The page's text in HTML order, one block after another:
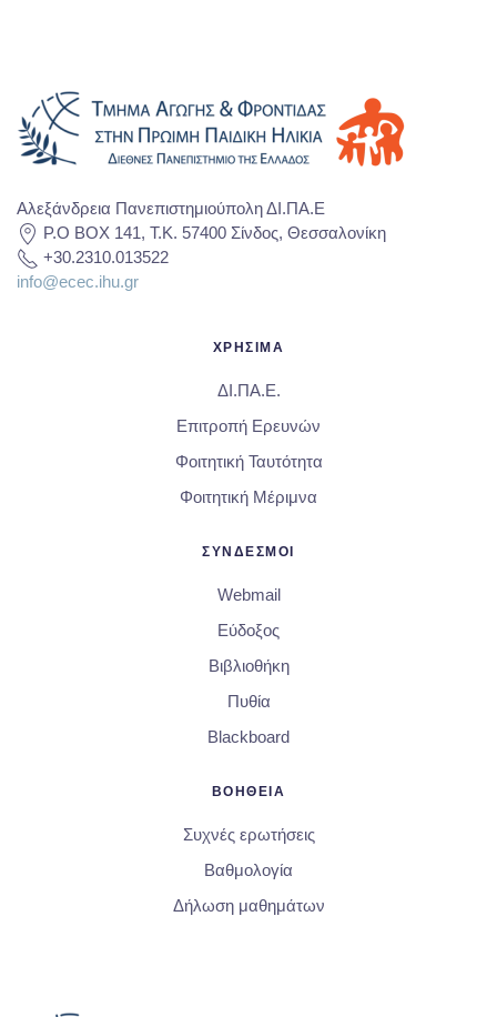
Αλεξάνδρεια Πανεπιστημιούπολη ΔΙ.ΠΑ.Ε
P.O BOX 141, T.K. 57400 Σίνδος, Θεσσαλονίκη
+30.2310.013522
info@ecec.ihu.gr
ΧΡΗΣΙΜΑ
ΔΙ.ΠΑ.Ε.
Επιτροπή Ερευνών
Φοιτητική Ταυτότητα
Φοιτητική Μέριμνα
ΣΥΝΔΕΣΜΟΙ
Webmail
Εύδοξος
Βιβλιοθήκη
Πυθία
Blackboard
ΒΟΗΘΕΙΑ
Συχνές ερωτήσεις
Βαθμολογία
Δήλωση μαθημάτων